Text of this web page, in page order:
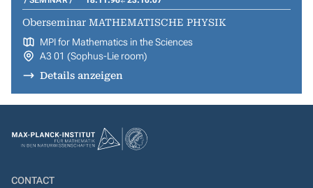
Oberseminar MATHEMATISCHE PHYSIK
MPI for Mathematics in the Sciences
A3 01 (Sophus-Lie room)
Details anzeigen
CONTACT